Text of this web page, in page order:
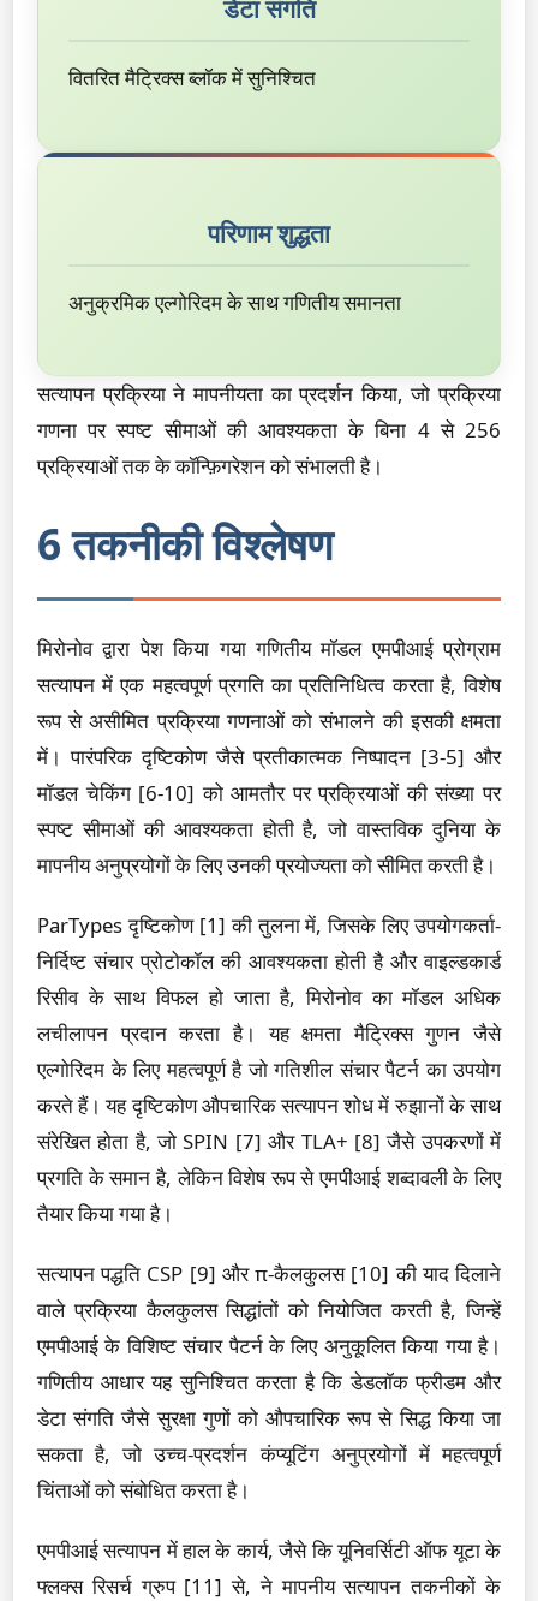
डेटा संगति
वितरित मैट्रिक्स ब्लॉक में सुनिश्चित
परिणाम शुद्धता
अनुक्रमिक एल्गोरिदम के साथ गणितीय समानता
सत्यापन प्रक्रिया ने मापनीयता का प्रदर्शन किया, जो प्रक्रिया
गणना पर स्पष्ट सीमाओं की आवश्यकता के बिना 4 से 256
प्रक्रियाओं तक के कॉन्फ़िगरेशन को संभालती है।
6 तकनीकी विश्लेषण
मिरोनोव द्वारा पेश किया गया गणितीय मॉडल एमपीआई प्रोग्राम
सत्यापन में एक महत्वपूर्ण प्रगति का प्रतिनिधित्व करता है, विशेष
रूप से असीमित प्रक्रिया गणनाओं को संभालने की इसकी क्षमता
में। पारंपरिक दृष्टिकोण जैसे प्रतीकात्मक निष्पादन [3-5] और
मॉडल चेकिंग [6-10] को आमतौर पर प्रक्रियाओं की संख्या पर
स्पष्ट सीमाओं की आवश्यकता होती है, जो वास्तविक दुनिया के
मापनीय अनुप्रयोगों के लिए उनकी प्रयोज्यता को सीमित करती है।
ParTypes दृष्टिकोण [1] की तुलना में, जिसके लिए उपयोगकर्ता-
निर्दिष्ट संचार प्रोटोकॉल की आवश्यकता होती है और वाइल्डकार्ड
रिसीव के साथ विफल हो जाता है, मिरोनोव का मॉडल अधिक
लचीलापन प्रदान करता है। यह क्षमता मैट्रिक्स गुणन जैसे
एल्गोरिदम के लिए महत्वपूर्ण है जो गतिशील संचार पैटर्न का उपयोग
करते हैं। यह दृष्टिकोण औपचारिक सत्यापन शोध में रुझानों के साथ
संरेखित होता है, जो SPIN [7] और TLA+ [8] जैसे उपकरणों में
प्रगति के समान है, लेकिन विशेष रूप से एमपीआई शब्दावली के लिए
तैयार किया गया है।
सत्यापन पद्धति CSP [9] और π-कैलकुलस [10] की याद दिलाने
वाले प्रक्रिया कैलकुलस सिद्धांतों को नियोजित करती है, जिन्हें
एमपीआई के विशिष्ट संचार पैटर्न के लिए अनुकूलित किया गया है।
गणितीय आधार यह सुनिश्चित करता है कि डेडलॉक फ्रीडम और
डेटा संगति जैसे सुरक्षा गुणों को औपचारिक रूप से सिद्ध किया जा
सकता है, जो उच्च-प्रदर्शन कंप्यूटिंग अनुप्रयोगों में महत्वपूर्ण
चिंताओं को संबोधित करता है।
एमपीआई सत्यापन में हाल के कार्य, जैसे कि यूनिवर्सिटी ऑफ यूटा के
फ्लक्स रिसर्च ग्रुप [11] से, ने मापनीय सत्यापन तकनीकों के